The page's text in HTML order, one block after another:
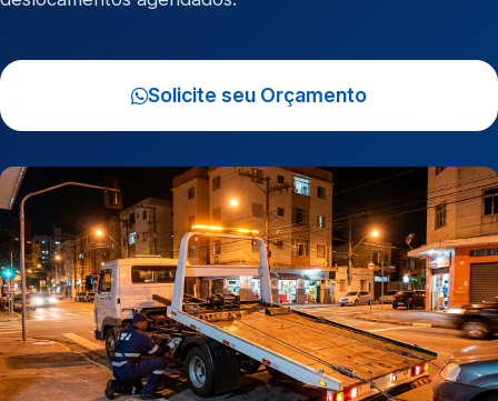
Solicite seu Orçamento